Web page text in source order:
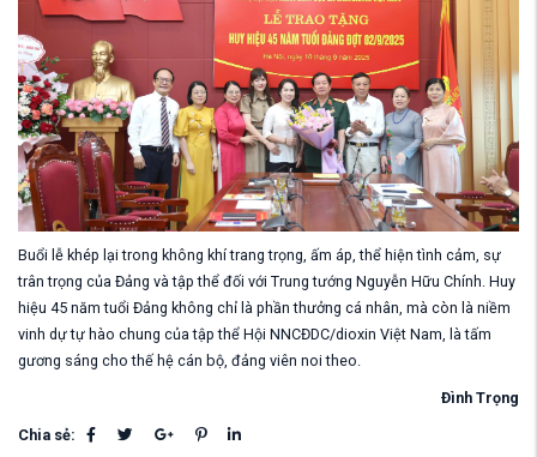
Buổi lễ khép lại trong không khí trang trọng, ấm áp, thể hiện tình cảm, sự
trân trọng của Đảng và tập thể đối với Trung tướng Nguyễn Hữu Chính. Huy
hiệu 45 năm tuổi Đảng không chỉ là phần thưởng cá nhân, mà còn là niềm
vinh dự tự hào chung của tập thể Hội NNCĐDC/dioxin Việt Nam, là tấm
gương sáng cho thế hệ cán bộ, đảng viên noi theo.
Đình Trọng
Chia sẻ: